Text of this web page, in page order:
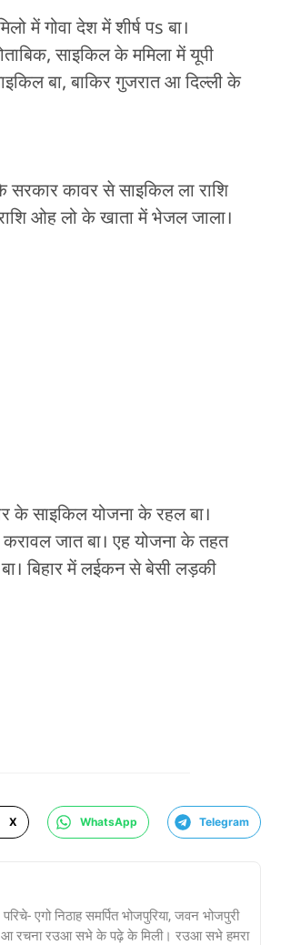
में गोवा देश में शीर्ष पs बा।
साइकिल के ममिला में यूपी
बा, बाकिर गुजरात आ दिल्ली के
सरकार कावर से साइकिल ला राशि
ओह लो के खाता में भेजल जाला।
के साइकिल योजना के रहल बा।
जात बा। एह योजना के तहत
बिहार में लईकन से बेसी लड़की
X WhatsApp Telegram
एगो निठाह समर्पित भोजपुरिया, जवन भोजपुरी
आ रचना रउआ सभे के पढ़े के मिली। रउआ सभे हमरा